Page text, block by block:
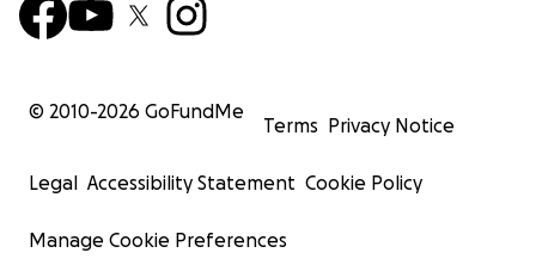
© 2010-2026 GoFundMe
Terms Privacy Notice
Legal Accessibility Statement Cookie Policy
Manage Cookie Preferences